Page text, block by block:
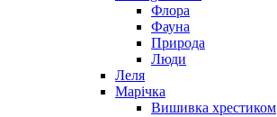
Флора
Фауна
Природа
Люди
Леля
Марічка
Вишивка хрестиком